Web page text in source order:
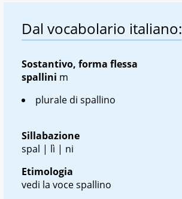
Dal vocabolario italiano:
Sostantivo, forma flessa
spallini m
plurale di spallino
Sillabazione
spal | lì | ni
Etimologia
vedi la voce spallino